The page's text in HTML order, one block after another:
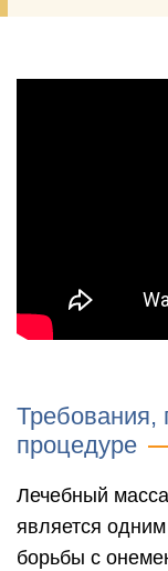
Требования,
процедуре
Лечебный
является
борьбы с